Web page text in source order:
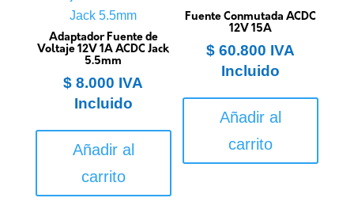
Adaptador Fuente de
Voltaje 12V 1A ACDC Jack
5.5mm
$ 8.000 IVA
Incluido
Añadir al
carrito
Fuente Conmutada ACDC
12V 15A
$ 60.800 IVA
Incluido
Añadir al
carrito